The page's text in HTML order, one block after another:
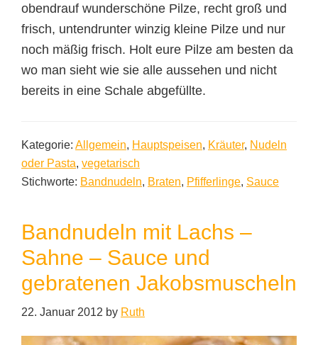
obendrauf wunderschöne Pilze, recht groß und
frisch, untendrunter winzig kleine Pilze und nur
noch mäßig frisch. Holt eure Pilze am besten da
wo man sieht wie sie alle aussehen und nicht
bereits in eine Schale abgefüllte.
Kategorie: Allgemein, Hauptspeisen, Kräuter, Nudeln
oder Pasta, vegetarisch
Stichworte: Bandnudeln, Braten, Pfifferlinge, Sauce
Bandnudeln mit Lachs –
Sahne – Sauce und
gebratenen Jakobsmuscheln
22. Januar 2012 by Ruth